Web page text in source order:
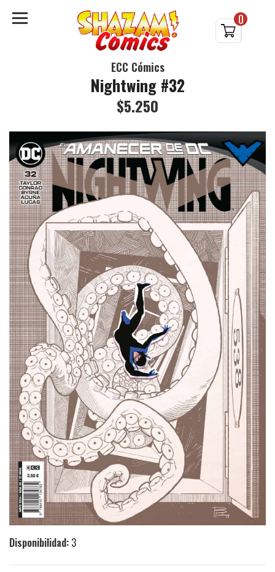
0
ECC Cómics
Nightwing #32
$5.250
Disponibilidad: 3